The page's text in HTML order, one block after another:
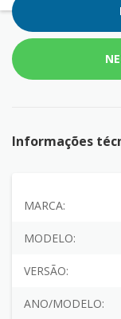
Informações
MARCA:
MODELO:
VERSÃO:
ANO/MODELO: